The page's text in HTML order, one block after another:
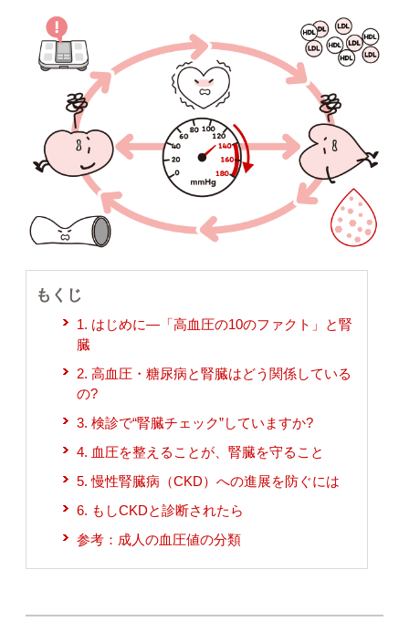
もくじ
1. はじめに―「高血圧の10のファクト」と腎
臓
2. 高血圧・糖尿病と腎臓はどう関係している
の?
3. 検診で“腎臓チェック”していますか?
4. 血圧を整えることが、腎臓を守ること
5. 慢性腎臓病（CKD）への進展を防ぐには
6. もしCKDと診断されたら
参考：成人の血圧値の分類